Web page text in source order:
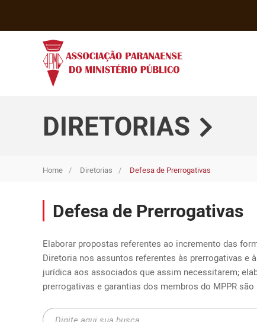
DIRETORIAS
Home Diretorias Defesa de Prerrogativas
Defesa de Prerrogativas
Elaborar propostas referentes ao incremento das
Diretoria nos assuntos referentes às prerrogativas e
jurídica aos associados que assim necessitarem;
prerrogativas e garantias dos membros do MPPR